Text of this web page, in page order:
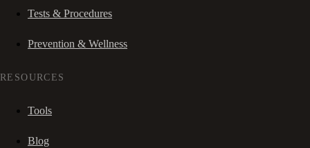
Tests & Procedures
Prevention & Wellness
RESOURCES
Tools
Blog